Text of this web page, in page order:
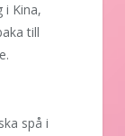
i Kina,
till
spå i